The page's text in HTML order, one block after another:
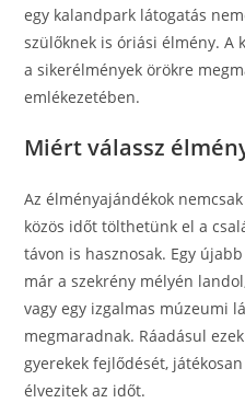
egy kalandpark látogatás
szülőknek is óriási élmény. A
a sikerélmények örökre
emlékezetében.
Miért válassz
Az élményajándékok
közös időt tölthetünk el a
távon is hasznosak. Egy
már a szekrény mélyén
vagy egy izgalmas múzeumi
megmaradnak. Ráadásul
gyerekek fejlődését,
élvezitek az időt.